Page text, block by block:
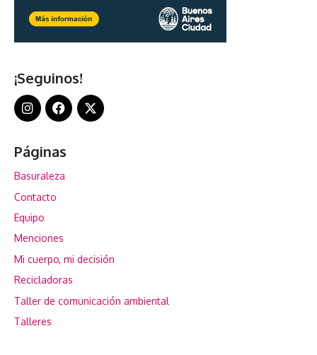
¡Seguinos!
Páginas
Basuraleza
Contacto
Equipo
Menciones
Mi cuerpo, mi decisión
Recicladoras
Taller de comunicación ambiental
Talleres